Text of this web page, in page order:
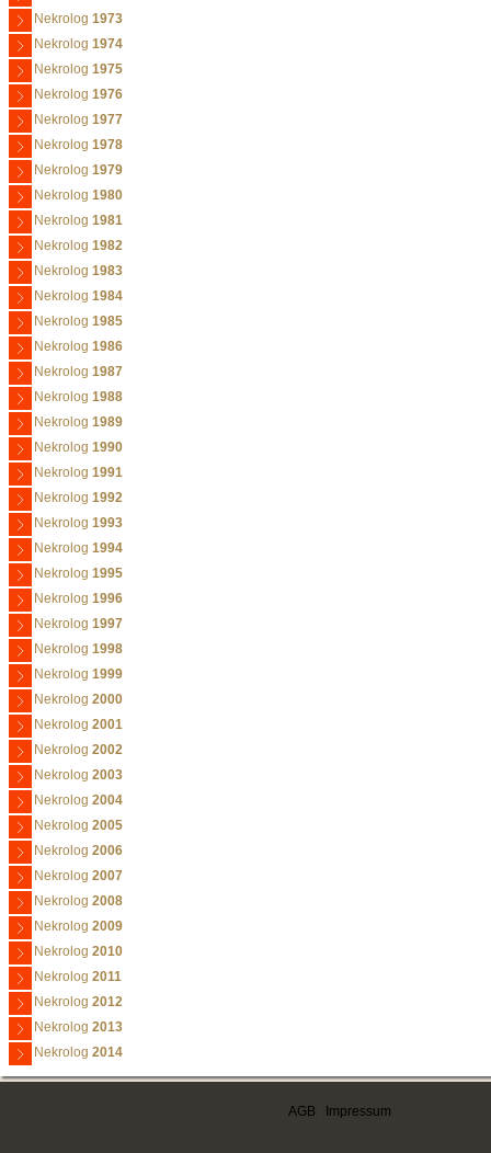
Nekrolog 1973
Nekrolog 1974
Nekrolog 1975
Nekrolog 1976
Nekrolog 1977
Nekrolog 1978
Nekrolog 1979
Nekrolog 1980
Nekrolog 1981
Nekrolog 1982
Nekrolog 1983
Nekrolog 1984
Nekrolog 1985
Nekrolog 1986
Nekrolog 1987
Nekrolog 1988
Nekrolog 1989
Nekrolog 1990
Nekrolog 1991
Nekrolog 1992
Nekrolog 1993
Nekrolog 1994
Nekrolog 1995
Nekrolog 1996
Nekrolog 1997
Nekrolog 1998
Nekrolog 1999
Nekrolog 2000
Nekrolog 2001
Nekrolog 2002
Nekrolog 2003
Nekrolog 2004
Nekrolog 2005
Nekrolog 2006
Nekrolog 2007
Nekrolog 2008
Nekrolog 2009
Nekrolog 2010
Nekrolog 2011
Nekrolog 2012
Nekrolog 2013
Nekrolog 2014
AGB Impressum